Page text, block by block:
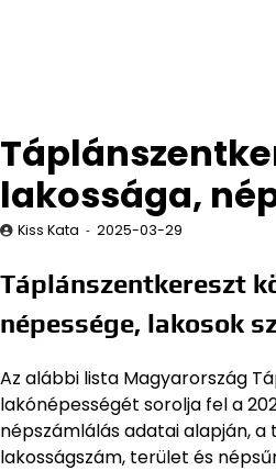
lakossága,
Kiss Kata 2025-03-29
Táplánszentkereszt
népessége, lakosok
Az alábbi lista Magyarország
lakónépességét sorolja fel a
népszámlálás adatai alapján,a
lakosságszám, terület és